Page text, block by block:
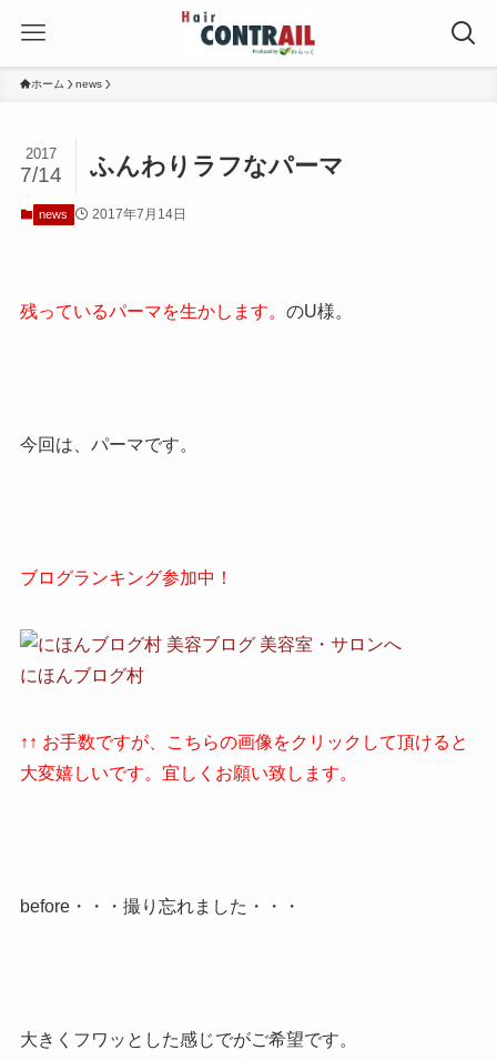
ホーム news
ふんわりラフなパーマ
2017
7/14
news 2017年7月14日
残っているパーマを生かします。 のU様。
今回は、パーマです。
ブログランキング参加中！
にほんブログ村
↑↑ お手数ですが、こちらの画像をクリックして頂けると
大変嬉しいです。宜しくお願い致します。
before・・・撮り忘れました・・・
大きくフワッとした感じでがご希望です。